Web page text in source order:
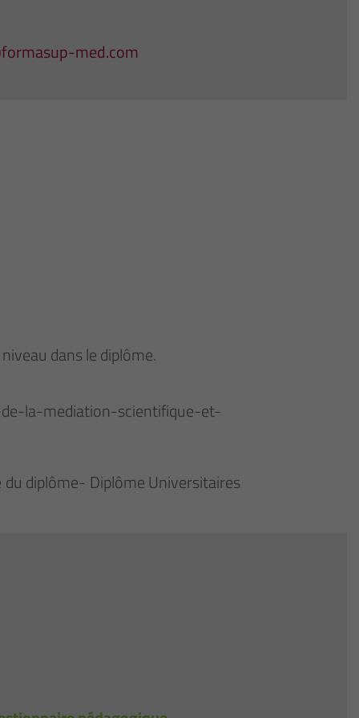
med.com
dans le diplôme.
la-mediation-scientifique-et-
diplôme- Diplôme Universitaires